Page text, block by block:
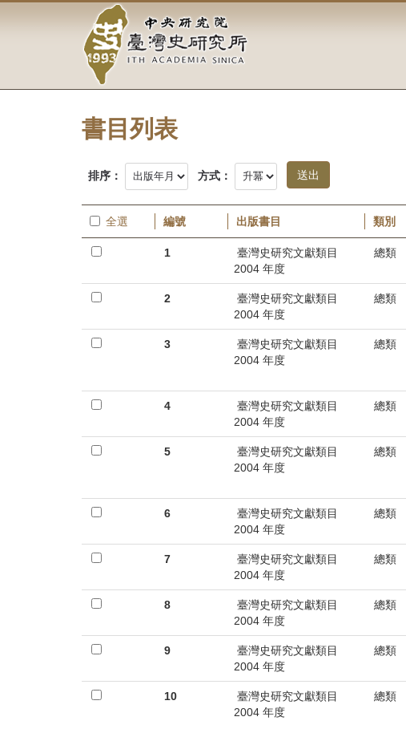
容
中
央
研
究
院-
臺
灣
史
研
究
所-
頁
書目列表
排序： 方式：
全選 編號 出版書目 類別
1
臺灣史研究文獻類目
2004 年度
總類
2
臺灣史研究文獻類目
2004 年度
總類
3
臺灣史研究文獻類目
2004 年度
總類
4
臺灣史研究文獻類目
2004 年度
總類
5
臺灣史研究文獻類目
2004 年度
總類
6
臺灣史研究文獻類目
2004 年度
總類
7
臺灣史研究文獻類目
2004 年度
總類
8
臺灣史研究文獻類目
2004 年度
總類
9
臺灣史研究文獻類目
2004 年度
總類
10
臺灣史研究文獻類目
2004 年度
總類